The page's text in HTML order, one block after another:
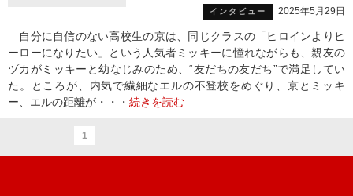
インタビュー 2025年5月29日
自分に自信のない高校生の京は、同じクラスの「ヒロインよりヒ
ーローになりたい」という人気者ミッキーに憧れながらも、親友の
ヅカがミッキーと幼なじみのため、“友だちの友だち”で満足してい
た。ところが、内気で繊細なエルの不登校をめぐり、京とミッキ
ー、エルの距離が・・・ 続きを読む
1